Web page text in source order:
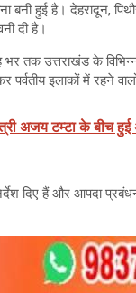
हुई है। देहरादून,
दी है।
भर तक उत्तराखंड के
इलाकों में रहने
अजय टम्टा के बीच
दिए हैं और आपदा